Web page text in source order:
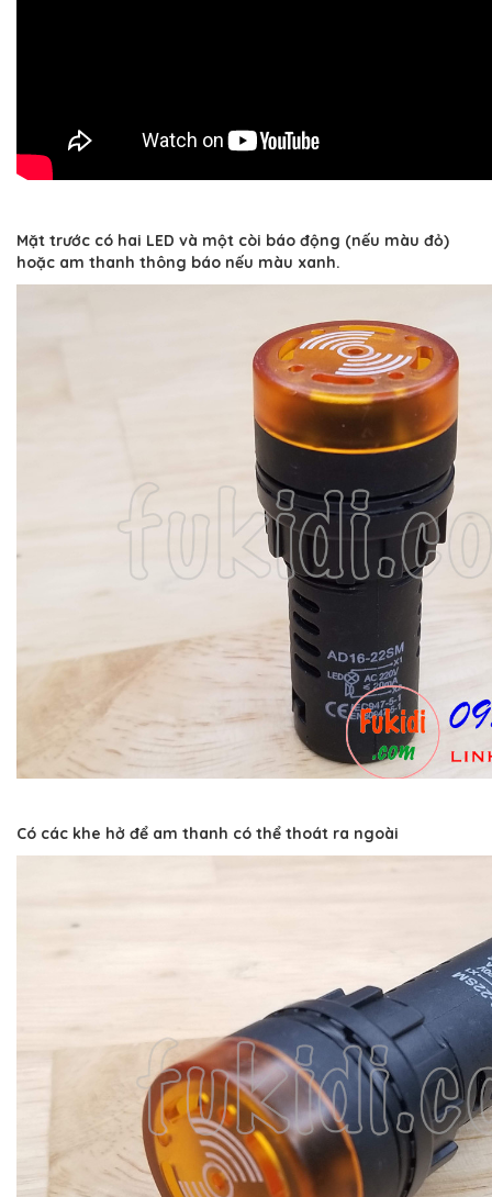
Mặt trước có hai LED và một còi báo động (nếu màu đỏ)
hoặc am thanh thông báo nếu màu xanh.
Có các khe hở để am thanh có thể thoát ra ngoài